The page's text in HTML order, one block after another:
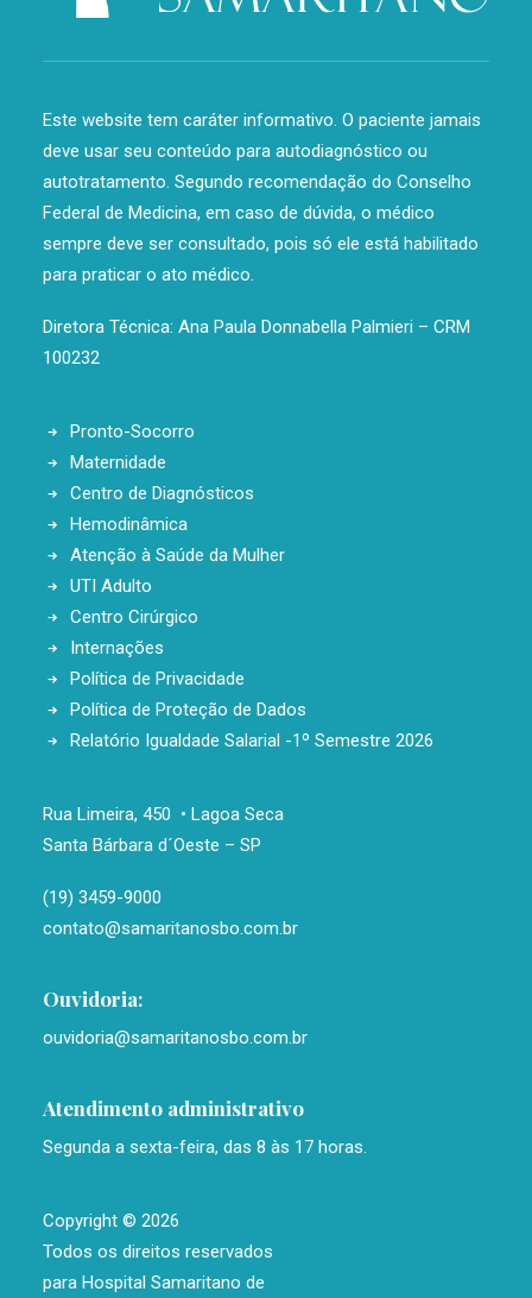
Este website tem caráter informativo. O paciente jamais
deve usar seu conteúdo para autodiagnóstico ou
autotratamento. Segundo recomendação do Conselho
Federal de Medicina, em caso de dúvida, o médico
sempre deve ser consultado, pois só ele está habilitado
para praticar o ato médico.
Diretora Técnica: Ana Paula Donnabella Palmieri – CRM
100232
Pronto-Socorro
Maternidade
Centro de Diagnósticos
Hemodinâmica
Atenção à Saúde da Mulher
UTI Adulto
Centro Cirúrgico
Internações
Política de Privacidade
Política de Proteção de Dados
Relatório Igualdade Salarial -1º Semestre 2026
Rua Limeira, 450 • Lagoa Seca
Santa Bárbara d´Oeste – SP
(19) 3459-9000
contato@samaritanosbo.com.br
Ouvidoria:
ouvidoria@samaritanosbo.com.br
Atendimento administrativo
Segunda a sexta-feira, das 8 às 17 horas.
Copyright © 2026
Todos os direitos reservados
para Hospital Samaritano de